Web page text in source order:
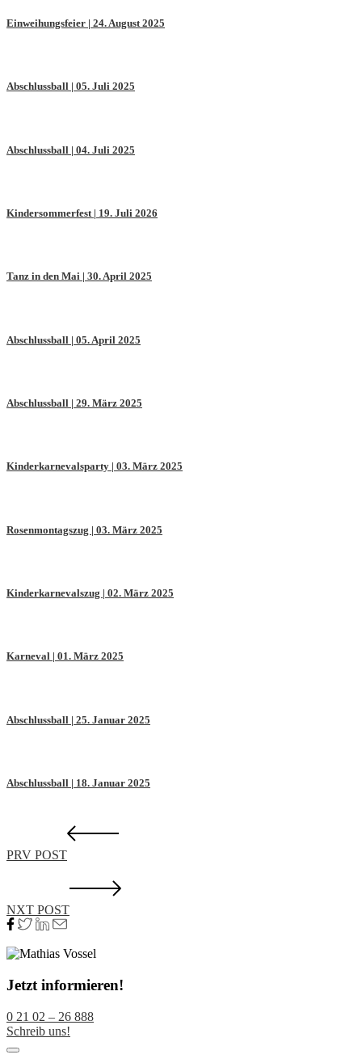
Einweihungsfeier | 24. August 2025
Abschlussball | 05. Juli 2025
Abschlussball | 04. Juli 2025
Kindersommerfest | 19. Juli 2026
Tanz in den Mai | 30. April 2025
Abschlussball | 05. April 2025
Abschlussball | 29. März 2025
Kinderkarnevalsparty | 03. März 2025
Rosenmontagszug | 03. März 2025
Kinderkarnevalszug | 02. März 2025
Karneval | 01. März 2025
Abschlussball | 25. Januar 2025
Abschlussball | 18. Januar 2025
PRV POST
NXT POST
Jetzt informieren!
0 21 02 – 26 888
Schreib uns!